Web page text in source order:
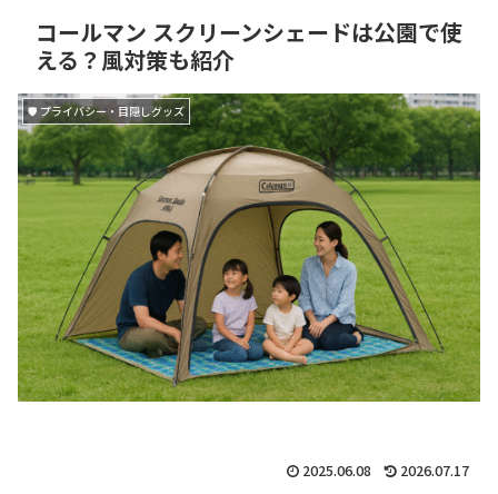
コールマン スクリーンシェードは公園で使
える？風対策も紹介
🛡 プライバシー・目隠しグッズ
2025.06.08 2026.07.17